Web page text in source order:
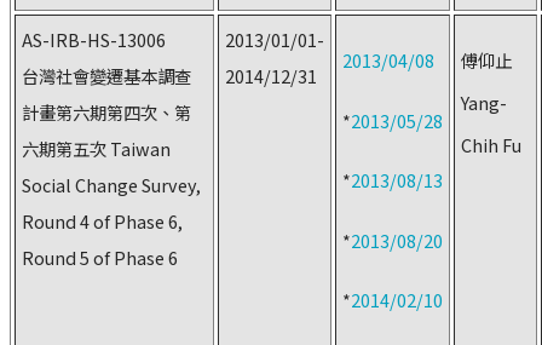
AS-IRB-HS-13006
台灣社會變遷基本調查
計畫第六期第四次、第
六期第五次 Taiwan
Social Change Survey,
Round 4 of Phase 6,
Round 5 of Phase 6
2013/01/01-
2014/12/31
2013/04/08
*2013/05/28
*2013/08/13
*2013/08/20
*2014/02/10
傅仰止
Yang-
Chih Fu